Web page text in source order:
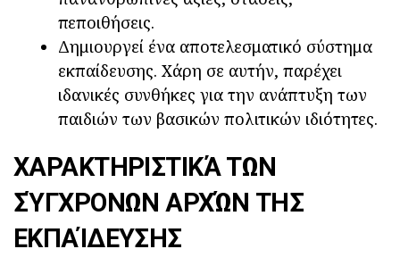
πεποιθήσεις.
Δημιουργεί ένα αποτελεσματικό σύστημα
εκπαίδευσης. Χάρη σε αυτήν, παρέχει
ιδανικές συνθήκες για την ανάπτυξη των
παιδιών των βασικών πολιτικών ιδιότητες.
ΧΑΡΑΚΤΗΡΙΣΤΙΚΆ ΤΩΝ
ΣΎΓΧΡΟΝΩΝ ΑΡΧΏΝ ΤΗΣ
ΕΚΠΑΊΔΕΥΣΗΣ